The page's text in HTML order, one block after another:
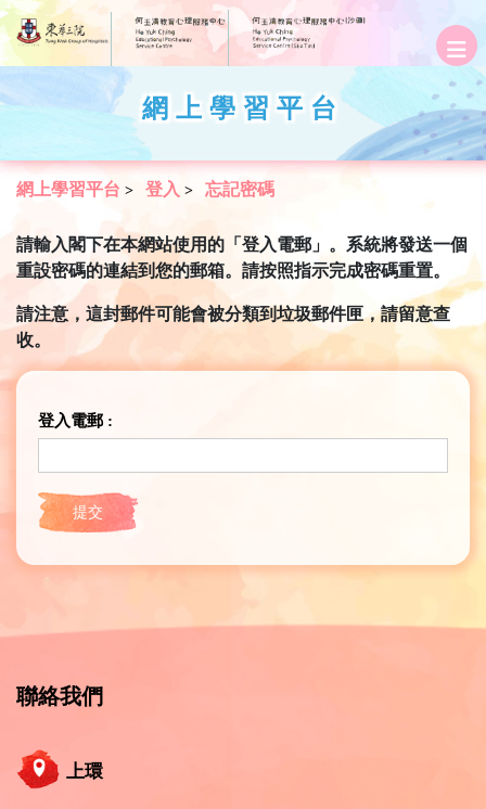
網上學習平台
網上學習平台 > 登入 > 忘記密碼
請輸入閣下在本網站使用的「登入電郵」。系統將發送一個
重設密碼的連結到您的郵箱。請按照指示完成密碼重置。
請注意，這封郵件可能會被分類到垃圾郵件匣，請留意查
收。
登入電郵 :
聯絡我們
上環